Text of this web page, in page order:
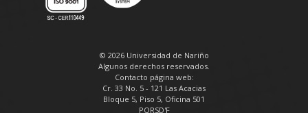
© 2026 Universidad de Nariño
Algunos derechos reservados.
Contacto página web:
Cr. 33 No. 5 - 121 Las Acacias
Bloque 5, Piso 5, Oficina 501
PQRSD'F